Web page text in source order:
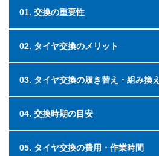
01. 交換の重要性
02. タイヤ交換のメリット
03. タイヤ交換の履き替え・組み換え
04. 交換時期の目安
05. タイヤ交換の費用・作業時間